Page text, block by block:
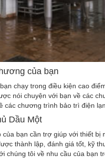
của bạn
chạy trong điều kiện cao
nói chuyện với bạn về các
các chương trình bảo trì điện
Dầu Một
bạn cần trợ giúp với thiết
thành lập, đánh giá tốt, kỹ
chúng tôi về nhu cầu của bạn